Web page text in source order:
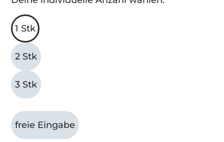
1 Stk
2 Stk
3 Stk
freie Eingabe